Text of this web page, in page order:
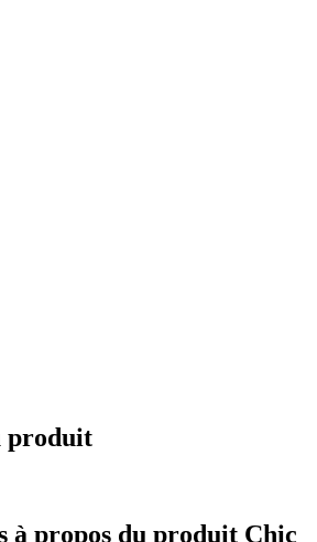
produit
à propos du produit Chic